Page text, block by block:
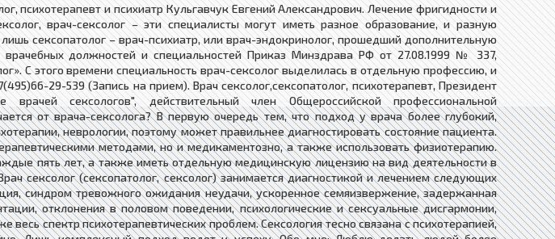
психотерапевт и психиатр Кульгавчук Евгений Александрович. Лечение фригидности и
врач-сексолог – эти специалисты могут иметь разное образование, и разную
сексопатолог – врач-психиатр, или врач-эндокринолог, прошедший дополнительную
должностей и специальностей Приказ Минздрава РФ от 27.08.1999 № 337,
С этого времени специальность врач-сексолог выделилась в отдельную профессию, и
29-539 (Запись на прием). Врач сексолог,сексопатолог, психотерапевт, Президент
сексологов", действительный член Общероссийской профессиональной
от врача-сексолога? В первую очередь тем, что подход у врача более глубокий,
неврологии, поэтому может правильнее диагностировать состояние пациента.
методами, но и медикаментозно, а также использовать физиотерапию.
пять лет, а также иметь отдельную медицинскую лицензию на вид деятельности в
сексолог (сексопатолог, сексолог) занимается диагностикой и лечением следующих
синдром тревожного ожидания неудачи, ускоренное семяизвержение, задержанная
отклонения в половом поведении, психологические и сексуальные дисгармонии,
спектр психотерапевтических проблем. Сексология тесно связана с психотерапией,